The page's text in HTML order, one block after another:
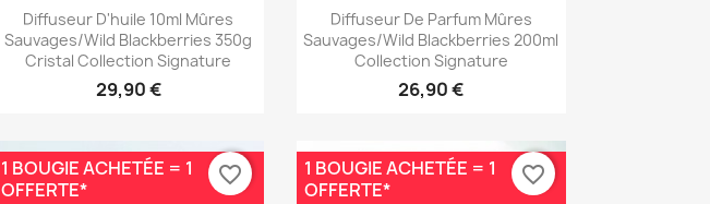
Aperçu rapide
Diffuseur D'huile 10ml Mûres
Sauvages/Wild Blackberries 350g
Cristal Collection Signature
29,90 €
Aperçu rapide
Diffuseur De Parfum Mûres
Sauvages/Wild Blackberries 200ml
Collection Signature
26,90 €
1 BOUGIE ACHETÉE = 1
OFFERTE*
favorite_border
1 BOUGIE ACHETÉE = 1
OFFERTE*
favorite_border